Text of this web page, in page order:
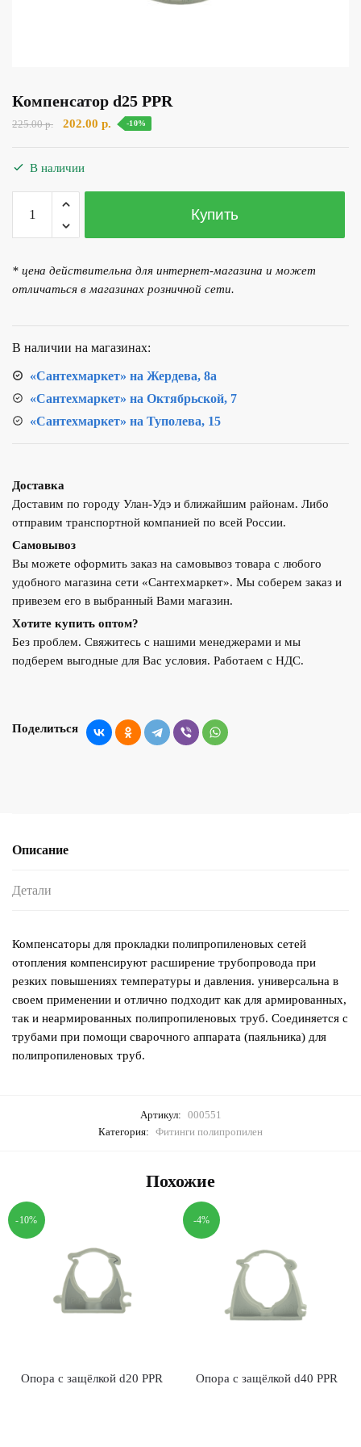
Компенсатор d25 PPR
225.00р.
Первоначальная
202.00 р. Текущая
-10%
В наличии
Количество
товара
Компенсатор
PPR
Купить
* цена действительна для интернет-магазина и может
отличаться в магазинах розничной сети.
В наличии на магазинах:
«Сантехмаркет» на Жердева, 8а
«Сантехмаркет» на Октябрьской, 7
«Сантехмаркет» на Туполева, 15
Доставка
Доставим по городу Улан-Удэ и ближайшим районам. Либо
отправим транспортной компанией по всей России.
Самовывоз
Вы можете оформить заказ на самовывоз товара с любого
удобного магазина сети «Сантехмаркет». Мы соберем заказ и
привезем его в выбранный Вами магазин.
Хотите купить оптом?
Без проблем. Свяжитесь с нашими менеджерами и мы
подберем выгодные для Вас условия. Работаем с НДС.
Поделиться
Описание
Детали
Компенсаторы для прокладки полипропиленовых сетей
отопления компенсируют расширение трубопровода при
резких повышениях температуры и давления. универсальна в
своем применении и отлично подходит как для армированных,
так и неармированных полипропиленовых труб. Соединяется с
трубами при помощи сварочного аппарата (паяльника) для
полипропиленовых труб.
Артикул: 000551
Категория: Фитинги полипропилен
Похожие
-10%
Опора с защёлкой d20 PPR
-4%
Опора с защёлкой d40 PPR